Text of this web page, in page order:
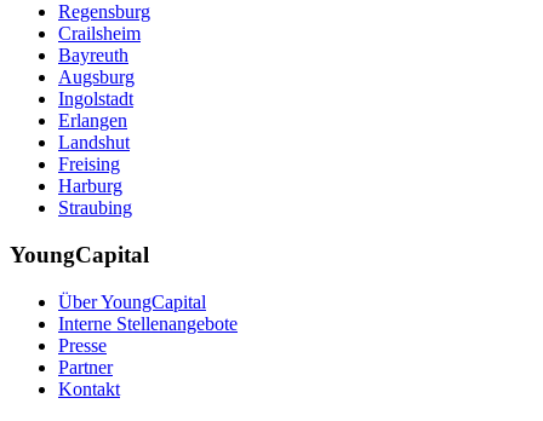
Regensburg
Crailsheim
Bayreuth
Augsburg
Ingolstadt
Erlangen
Landshut
Freising
Harburg
Straubing
YoungCapital
Über YoungCapital
Interne Stellenangebote
Presse
Partner
Kontakt